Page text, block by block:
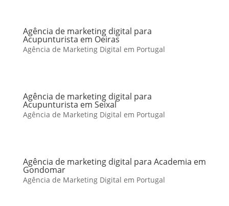
Agência de marketing digital para
Acupunturista em Oeiras
Agência de Marketing Digital em Portugal
Agência de marketing digital para
Acupunturista em Seixal
Agência de Marketing Digital em Portugal
Agência de marketing digital para Academia em
Gondomar
Agência de Marketing Digital em Portugal